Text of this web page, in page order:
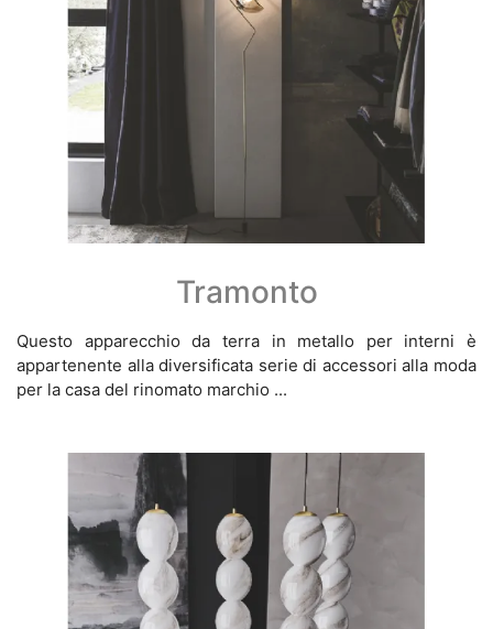
Tramonto
Questo apparecchio da terra in metallo per interni è
appartenente alla diversificata serie di accessori alla moda
per la casa del rinomato marchio ...